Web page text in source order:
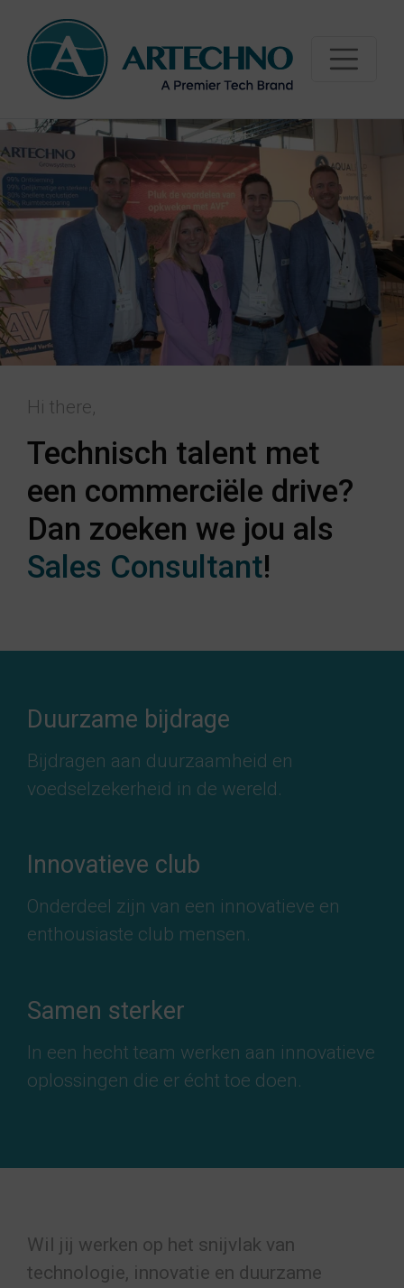
Hi there,
Technisch talent met
een commerciële drive?
Dan zoeken we jou als
Sales Consultant!
Duurzame bijdrage
Bijdragen aan duurzaamheid en
voedselzekerheid in de wereld.
Innovatieve club
Onderdeel zijn van een innovatieve en
enthousiaste club mensen.
Samen sterker
In een hecht team werken aan innovatieve
oplossingen die er écht toe doen.
Wil jij werken op het snijvlak van
technologie, innovatie en duurzame